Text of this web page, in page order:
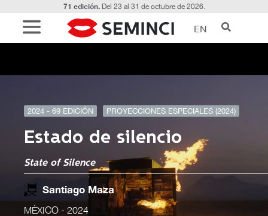
71 edición.Del 23 al 31 de octubre de 2026.
EN
2024 - 69 EDICIÓN PROYECCIONES ESPECIALES (2024)
Estado de silencio
State of Silence
Santiago Maza
MÉXICO - 2024